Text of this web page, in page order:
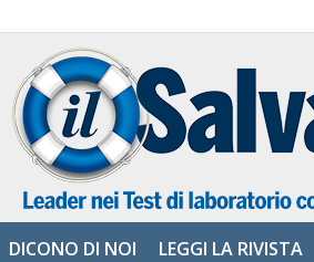
DICONO DI NOI LEGGI LA RIVISTA